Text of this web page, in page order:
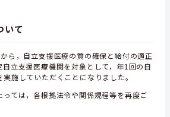
いて
ら，自立支援医療の質の確保と給付の適正
立支援医療機関を対象として，年1回の自
施していただくことになりました。
っては，各根拠法令や関係規程等を再度ご